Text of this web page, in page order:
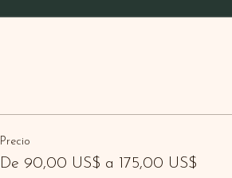
Precio
De 90,00 US$ a 175,00 US$